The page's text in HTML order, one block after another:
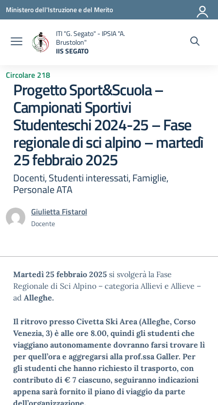
Vai ai contenuti
Vai al menu di navigazione
Vai al footer
Ministero dell'Istruzione e del Merito
ITI "G. Segato" - IPSIA "A.
Brustolon"
IIS SEGATO
Circolare 218
Progetto Sport&Scuola –
Campionati Sportivi
Studenteschi 2024-25 – Fase
regionale di sci alpino – martedì
25 febbraio 2025
Docenti, Studenti interessati, Famiglie,
Personale ATA
Giulietta Fistarol
Docente
Martedì 25 febbraio 2025 si svolgerà la Fase
Regionale di Sci Alpino – categoria Allievi e Allieve –
ad Alleghe.
Il ritrovo presso Civetta Ski Area (Alleghe, Corso
Venezia, 3) è alle ore 8.00, quindi gli studenti che
viaggiano autonomamente dovranno farsi trovare lì
per quell’ora e aggregarsi alla prof.ssa Galler. Per
gli studenti che hanno richiesto il trasporto, con
contributo di € 7 ciascuno, seguiranno indicazioni
appena sarà fornito il piano di viaggio da parte
dell’organizzazione.